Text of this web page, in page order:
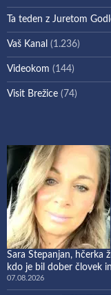
Ta teden z Juretom
Vaš Kanal (1.236)
Videokom (144)
Visit Brežice (74)
Sara Stepanjan, hčerka
kdo je bil dober človek
07.08.2026